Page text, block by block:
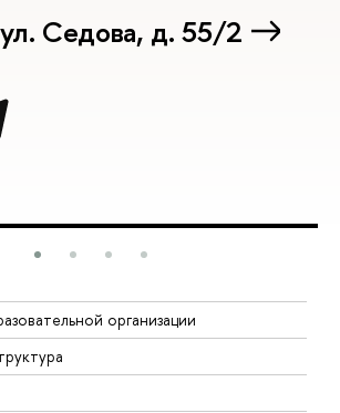
Седова, д. 55/2
организации